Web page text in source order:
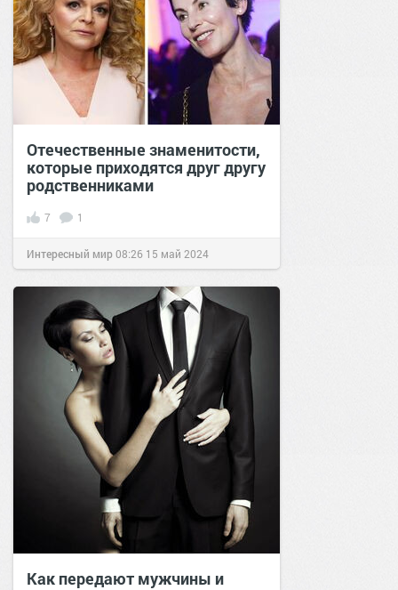
Отечественные знаменитости,
которые приходятся друг другу
родственниками
7 1
Интересный мир08:26 15 май 2024
Как передают мужчины и